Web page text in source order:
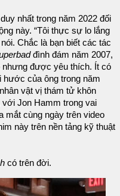
nhất trong năm 2022 đối
này. “Tôi thực sự lo lắng
Chắc là bạn biết các tác
đình đám năm 2007,
được yêu thích. Ít có
hước của ông trong năm
vật vị thám tử khôn
với Jon Hamm trong vai
mắt cùng ngày trên video
này trên nền tảng kỹ thuật
có trên đời.